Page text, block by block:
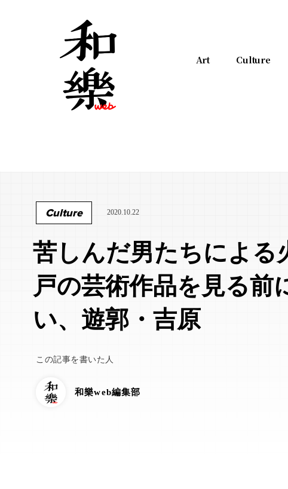
Art Culture
Culture 2020.10.22
苦しんだ男たちによる
戸の芸術作品を見る前
い、遊郭・吉原
この記事を書いた人
和樂web編集部